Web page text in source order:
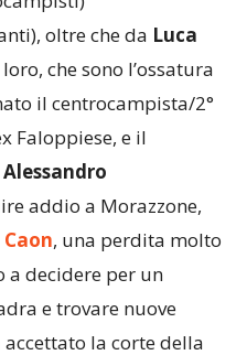
oltre che da
loro, che sono l’ossatura
il centrocampista/2°
Faloppiese, e il
Alessandro
addio a Morazzone,
, una perdita molto
a decidere per un
e trovare nuove
la corte della